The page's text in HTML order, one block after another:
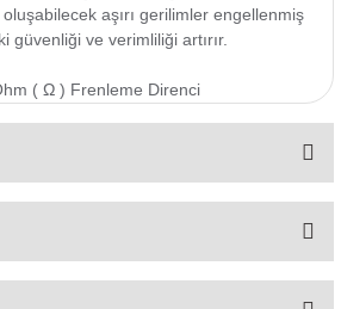
aşırı gerilimler engellenmiş
güvenliği ve verimliliği artırır.
( Ω ) Frenleme Direnci
ilk yorumu siz yapın!